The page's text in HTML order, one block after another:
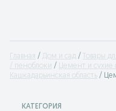
Главная Дом и сад Товары
/ пеноблоки
Цемент и сухие
Кашкадарьинская область
КАТЕГОРИЯ